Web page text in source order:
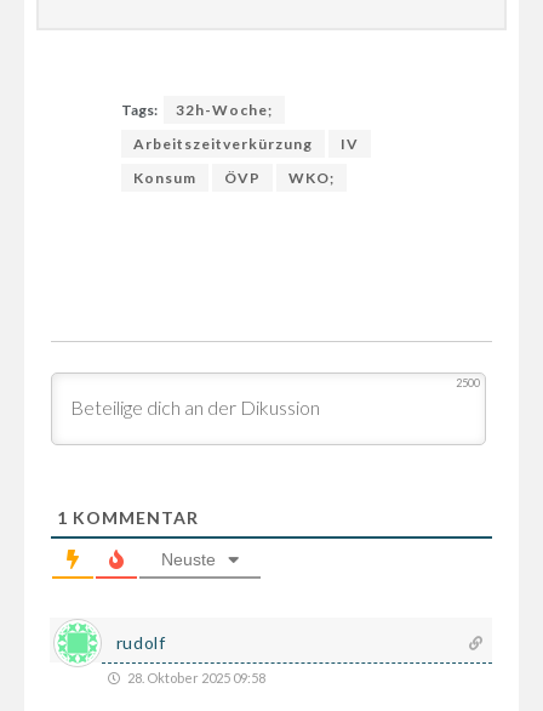
Tags:
32h-Woche;
Arbeitszeitverkürzung
IV
Konsum
ÖVP WKO;
2500
1 KOMMENTAR
Neuste
rudolf
28. Oktober 2025 09:58